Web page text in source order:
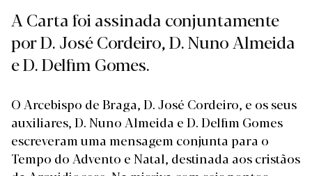
A Carta foi assinada conjuntamente
por D. José Cordeiro, D. Nuno Almeida
e D. Delfim Gomes.
O Arcebispo de Braga, D. José Cordeiro, e os seus
auxiliares, D. Nuno Almeida e D. Delfim Gomes
escreveram uma mensagem conjunta para o
Tempo do Advento e Natal, destinada aos cristãos